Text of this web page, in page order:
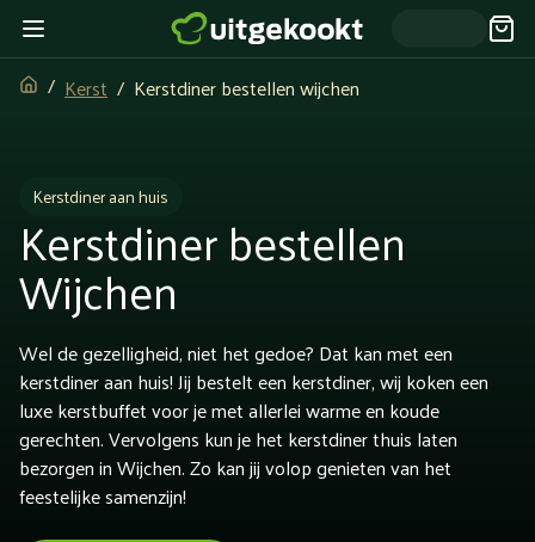
Kerst Kerstdiner bestellen wijchen
Kerstdiner aan huis
Kerstdiner bestellen
Wijchen
Wel de gezelligheid, niet het gedoe? Dat kan met een
kerstdiner aan huis! Jij bestelt een kerstdiner, wij koken een
luxe kerstbuffet voor je met allerlei warme en koude
gerechten. Vervolgens kun je het kerstdiner thuis laten
bezorgen in Wijchen. Zo kan jij volop genieten van het
feestelijke samenzijn!